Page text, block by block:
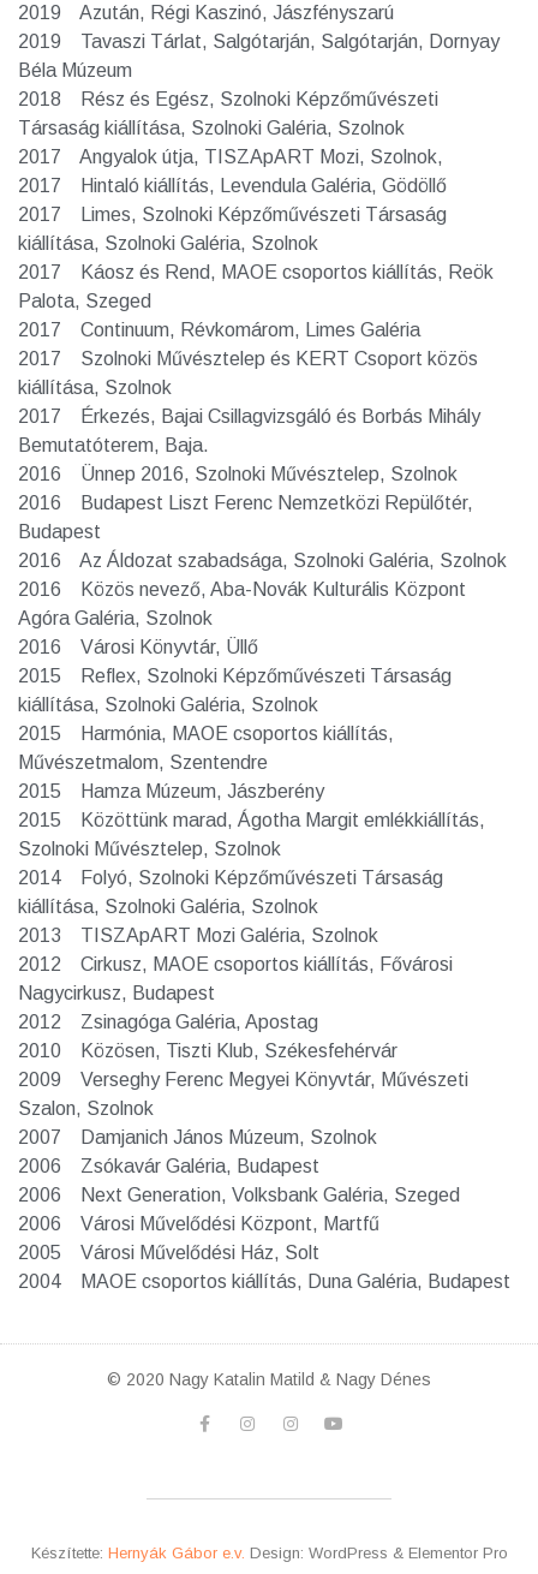
2019 Azután, Régi Kaszinó, Jászfényszarú
2019 Tavaszi Tárlat, Salgótarján, Salgótarján, Dornyay
Béla Múzeum
2018 Rész és Egész, Szolnoki Képzőművészeti
Társaság kiállítása, Szolnoki Galéria, Szolnok
2017 Angyalok útja, TISZApART Mozi, Szolnok,
2017 Hintaló kiállítás, Levendula Galéria, Gödöllő
2017 Limes, Szolnoki Képzőművészeti Társaság
kiállítása, Szolnoki Galéria, Szolnok
2017 Káosz és Rend, MAOE csoportos kiállítás, Reök
Palota, Szeged
2017 Continuum, Révkomárom, Limes Galéria
2017 Szolnoki Művésztelep és KERT Csoport közös
kiállítása, Szolnok
2017 Érkezés, Bajai Csillagvizsgáló és Borbás Mihály
Bemutatóterem, Baja.
2016 Ünnep 2016, Szolnoki Művésztelep, Szolnok
2016 Budapest Liszt Ferenc Nemzetközi Repülőtér,
Budapest
2016 Az Áldozat szabadsága, Szolnoki Galéria, Szolnok
2016 Közös nevező, Aba-Novák Kulturális Központ
Agóra Galéria, Szolnok
2016 Városi Könyvtár, Üllő
2015 Reflex, Szolnoki Képzőművészeti Társaság
kiállítása, Szolnoki Galéria, Szolnok
2015 Harmónia, MAOE csoportos kiállítás,
Művészetmalom, Szentendre
2015 Hamza Múzeum, Jászberény
2015 Közöttünk marad, Ágotha Margit emlékkiállítás,
Szolnoki Művésztelep, Szolnok
2014 Folyó, Szolnoki Képzőművészeti Társaság
kiállítása, Szolnoki Galéria, Szolnok
2013 TISZApART Mozi Galéria, Szolnok
2012 Cirkusz, MAOE csoportos kiállítás, Fővárosi
Nagycirkusz, Budapest
2012 Zsinagóga Galéria, Apostag
2010 Közösen, Tiszti Klub, Székesfehérvár
2009 Verseghy Ferenc Megyei Könyvtár, Művészeti
Szalon, Szolnok
2007 Damjanich János Múzeum, Szolnok
2006 Zsókavár Galéria, Budapest
2006 Next Generation, Volksbank Galéria, Szeged
2006 Városi Művelődési Központ, Martfű
2005 Városi Művelődési Ház, Solt
2004 MAOE csoportos kiállítás, Duna Galéria, Budapest
© 2020 Nagy Katalin Matild & Nagy Dénes
Készítette: Hernyák Gábor e.v. Design: WordPress & Elementor Pro